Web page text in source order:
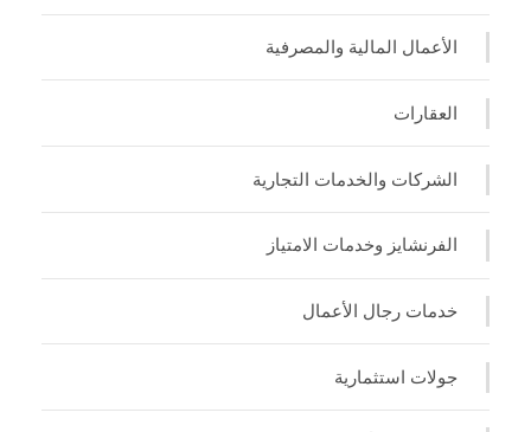
الأعمال المالية والمصرفية
العقارات
الشركات والخدمات التجارية
الفرنشايز وخدمات الامتياز
خدمات رجال الأعمال
جولات استثمارية